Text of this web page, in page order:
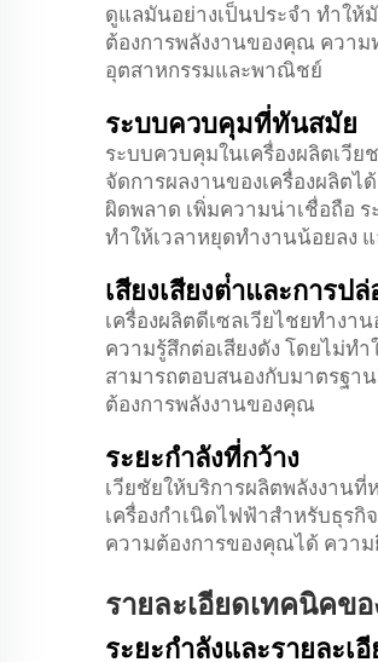
ดูแลมันอย่างเป็นประจํา ทําให้
ต้องการพลังงานของคุณ ความ
อุตสาหกรรมและพาณิชย์
ระบบควบคุมที่ทันสมัย
ระบบควบคุมในเครื่องผลิตเวี
จัดการผลงานของเครื่องผลิต
ผิดพลาด เพิ่มความน่าเชื่อถือ
ทําให้เวลาหยุดทํางานน้อยลง
เสียงเสียงต่ําและการปล่
เครื่องผลิตดีเซลเวียไชยทําง
ความรู้สึกต่อเสียงดัง โดยไม่ทํ
สามารถตอบสนองกับมาตรฐา
ต้องการพลังงานของคุณ
ระยะกําลังที่กว้าง
เวียชัยให้บริการผลิตพลังงาน
เครื่องกําเนิดไฟฟ้าสําหรับธุร
ความต้องการของคุณได้ ควา
รายละเอียดเทคนิคข
ระยะกําลังและรายละเ